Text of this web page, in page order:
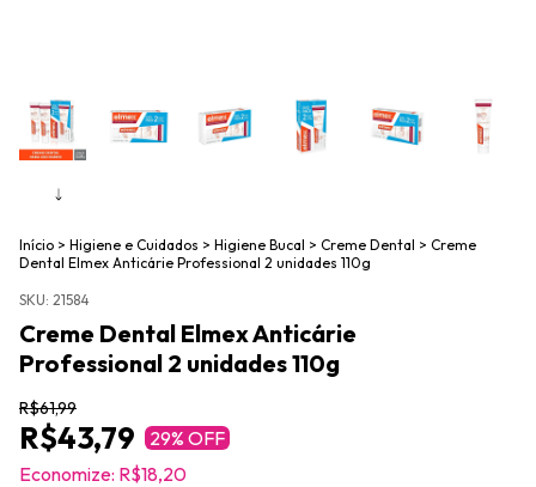
Início > Higiene e Cuidados > Higiene Bucal > Creme Dental > Creme
Dental Elmex Anticárie Professional 2 unidades 110g
SKU: 21584
Creme Dental Elmex Anticárie
Professional 2 unidades 110g
R$61,99
R$43,79 29% OFF
Economize: R$18,20